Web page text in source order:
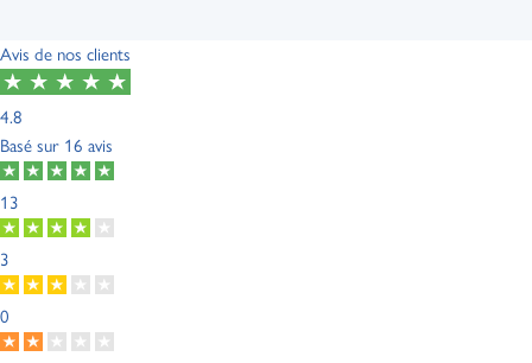
Avis de nos clients
4.8
Basé sur 16 avis
13
3
0